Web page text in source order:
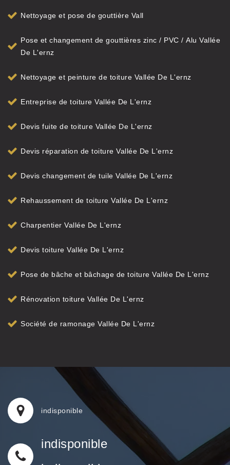
Nettoyage et pose de gouttière Vall
Pose et changement de gouttières zinc / PVC / Alu Vallée
De L'ernz
Nettoyage et peinture de toiture Vallée De L'ernz
Entreprise de toiture Vallée De L'ernz
Devis fuite de toiture Vallée De L'ernz
Devis réparation de toiture Vallée De L'ernz
Devis changement de tuile Vallée De L'ernz
Rehaussement de toiture Vallée De L'ernz
Charpentier Vallée De L'ernz
Devis toiture Vallée De L'ernz
Pose de bâche et bâchage de toiture Vallée De L'ernz
Rénovation toiture Vallée De L'ernz
Société de ramonage Vallée De L'ernz
indisponible
indisponible